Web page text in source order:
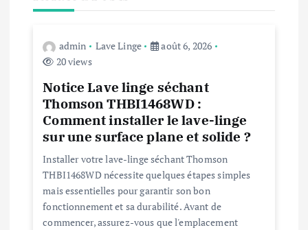
admin Lave Linge
août 6, 2026
20 views
Notice Lave linge séchant
Thomson THBI1468WD :
Comment installer le lave-linge
sur une surface plane et solide ?
Installer votre lave-linge séchant Thomson
THBI1468WD nécessite quelques étapes simples
mais essentielles pour garantir son bon
fonctionnement et sa durabilité. Avant de
commencer, assurez-vous que l'emplacement